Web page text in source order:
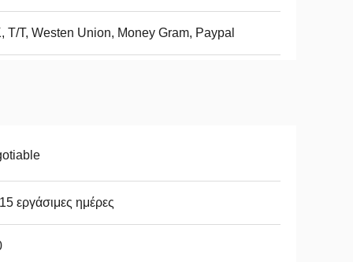
Τ/Τ, Westen Union, Money Gram, Paypal
εργάσιμες ημέρες